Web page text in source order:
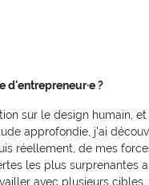
d'entrepreneur·e ?
sur le design humain,
approfondie, j'ai
réellement, de mes
les plus surprenantes
avec plusieurs